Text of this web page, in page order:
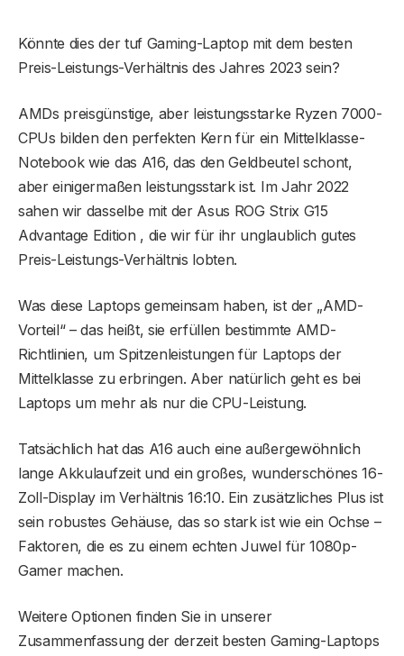
Könnte dies der tuf Gaming-Laptop mit dem besten
Preis-Leistungs-Verhältnis des Jahres 2023 sein?
AMDs preisgünstige, aber leistungsstarke Ryzen 7000-
CPUs bilden den perfekten Kern für ein Mittelklasse-
Notebook wie das A16, das den Geldbeutel schont,
aber einigermaßen leistungsstark ist. Im Jahr 2022
sahen wir dasselbe mit der Asus ROG Strix G15
Advantage Edition , die wir für ihr unglaublich gutes
Preis-Leistungs-Verhältnis lobten.
Was diese Laptops gemeinsam haben, ist der „AMD-
Vorteil“ – das heißt, sie erfüllen bestimmte AMD-
Richtlinien, um Spitzenleistungen für Laptops der
Mittelklasse zu erbringen. Aber natürlich geht es bei
Laptops um mehr als nur die CPU-Leistung.
Tatsächlich hat das A16 auch eine außergewöhnlich
lange Akkulaufzeit und ein großes, wunderschönes 16-
Zoll-Display im Verhältnis 16:10. Ein zusätzliches Plus ist
sein robustes Gehäuse, das so stark ist wie ein Ochse –
Faktoren, die es zu einem echten Juwel für 1080p-
Gamer machen.
Weitere Optionen finden Sie in unserer
Zusammenfassung der derzeit besten Gaming-Laptops